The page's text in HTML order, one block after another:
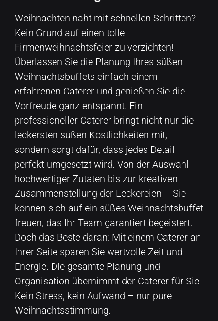
Weihnachten naht mit schnellen Schritten?
Kein Grund auf einen tolle
Firmenweihnachtsfeier zu verzichten!
Überlassen Sie die Planung Ihres süßen
Weihnachtsbuffets einfach einem
erfahrenen Caterer und genießen Sie die
Vorfreude ganz entspannt. Ein
professioneller Caterer bringt nicht nur die
leckersten süßen Köstlichkeiten mit,
sondern sorgt dafür, dass jedes Detail
perfekt umgesetzt wird. Von der Auswahl
hochwertiger Zutaten bis zur kreativen
Zusammenstellung der Leckereien – Sie
können sich auf ein süßes Weihnachtsbuffet
freuen, das Ihr Team garantiert begeistert.
Doch das Beste daran: Mit einem Caterer an
Ihrer Seite sparen Sie wertvolle Zeit und
Energie. Die gesamte Planung und
Organisation übernimmt der Caterer für Sie.
Kein Stress, kein Aufwand – nur pure
Weihnachtsstimmung.